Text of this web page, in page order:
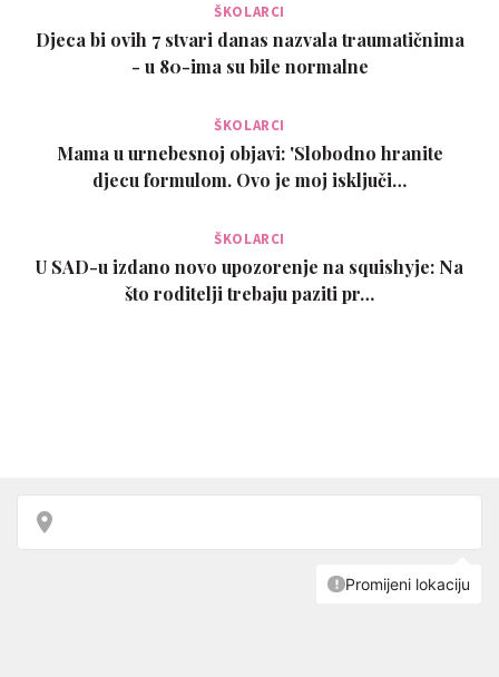
ŠKOLARCI
Djeca bi ovih 7 stvari danas nazvala traumatičnima
- u 80-ima su bile normalne
ŠKOLARCI
Mama u urnebesnoj objavi: 'Slobodno hranite
djecu formulom. Ovo je moj isključi…
ŠKOLARCI
U SAD-u izdano novo upozorenje na squishyje: Na
što roditelji trebaju paziti pr…